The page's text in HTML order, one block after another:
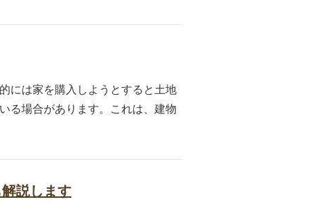
には家を購入しようとすると土地
る場合があります。これは、建物
説します